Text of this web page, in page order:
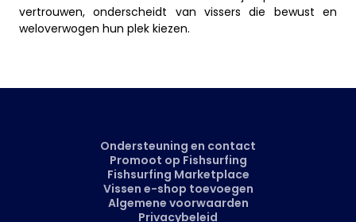
vertrouwen, onderscheidt van vissers die bewust en
weloverwogen hun plek kiezen.
Ondersteuning en contact
Promoot op Fishsurfing
Fishsurfing Marketplace
Vissen e-shop toevoegen
Algemene voorwaarden
Privacybeleid